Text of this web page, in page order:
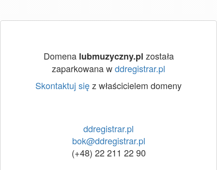
Domena lubmuzyczny.pl została
zaparkowana wddregistrar.pl
Skontaktuj sięz właścicielem domeny
ddregistrar.pl
bok@ddregistrar.pl
(+48) 22 211 22 90